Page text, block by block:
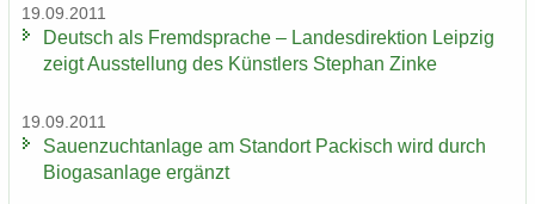
19.09.2011
Deutsch als Fremd­spra­che – Lan­des­di­rek­ti­on Leip­zig
zeigt Aus­stel­lung des Künst­lers Ste­phan Zinke
19.09.2011
Sauen­zucht­an­la­ge am Stand­ort Pa­ckisch wird durch
Bio­gas­an­la­ge er­gänzt